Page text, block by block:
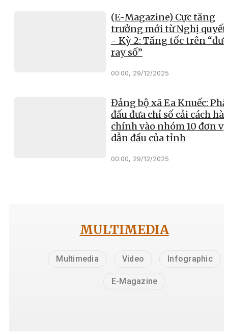
(E-Magazine) Cực tăng
trưởng mới từ Nghị quyết
- Kỳ 2: Tăng tốc trên
ray số”
00:00, 29/12/2025
Đảng bộ xã Ea Knuếc:
đấu đưa chỉ số cải cách
chính vào nhóm 10 đơn vị
dẫn đầu của tỉnh
00:00, 29/12/2025
MULTIMEDIA
Multimedia Video Infographic
E-Magazine